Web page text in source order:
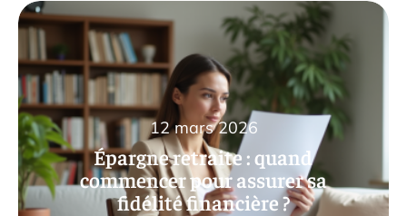
Épargne retraite : quand
commencer pour assurer sa
fidélité financière ?
12 mars 2026